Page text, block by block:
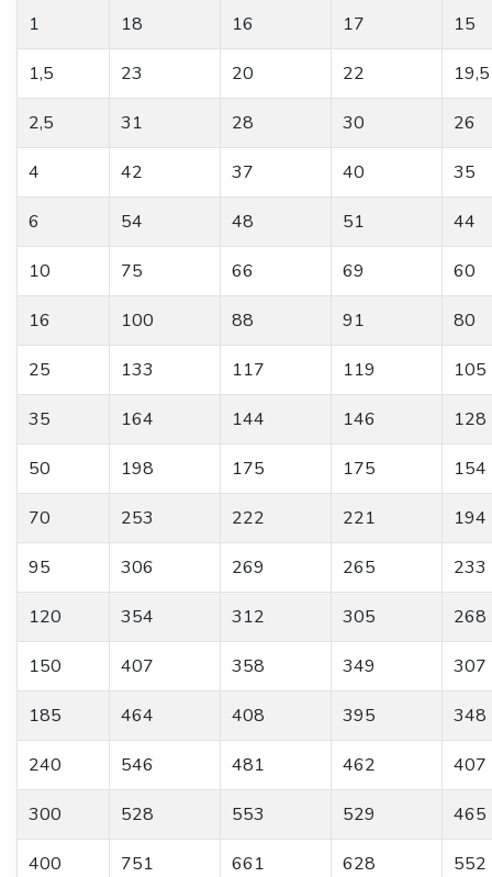
1 18 16 17 15
1,5 23 20 22 19,5
2,5 31 28 30 26
4 42 37 40 35
6 54 48 51 44
10 75 66 69 60
16 100 88 91 80
25 133 117 119 105
35 164 144 146 128
50 198 175 175 154
70 253 222 221 194
95 306 269 265 233
120 354 312 305 268
150 407 358 349 307
185 464 408 395 348
240 546 481 462 407
300 528 553 529 465
400 751 661 628 552